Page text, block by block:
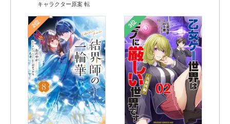
キャラクター原案 転
2位 3位